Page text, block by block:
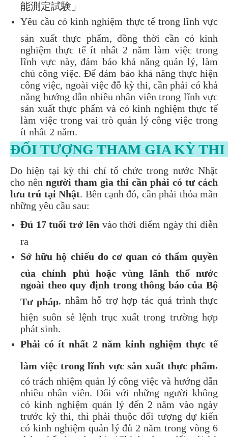
能測定試験」
Yêu cầu có kinh nghiệm thực tế trong lĩnh vực
sản xuất thực phẩm, đồng thời cần có kinh
nghiệm thực tế ít nhất 2 năm làm việc trong
lĩnh vực này, đảm bảo khả năng quản lý, làm
chủ công việc. Để đảm bảo khả năng thực hiện
công việc, ngoài việc đỗ kỳ thi, cần phải có khả
năng hướng dẫn nhiều nhân viên trong lĩnh vực
sản xuất thực phẩm và có kinh nghiệm thực tế
làm việc trong vai trò quản lý công việc trong
ít nhất 2 năm.
ĐỐI TƯỢNG THAM GIA KỲ THI
Do hiện tại kỳ thi chỉ tổ chức trong nước Nhật
cho nên người tham gia thi cần phải có tư cách
lưu trú tại Nhật. Bên cạnh đó, cần phải thỏa mãn
những yêu cầu sau:
Đủ 17 tuổi trở lên vào thời điểm ngày thi diễn
ra
Sở hữu hộ chiếu do cơ quan có thẩm quyền
của chính phủ hoặc vùng lãnh thổ nước
ngoài theo quy định trong thông báo của Bộ
Tư pháp, nhằm hỗ trợ hợp tác quá trình thực
hiện suôn sẻ lệnh trục xuất trong trường hợp
phát sinh.
Phải có ít nhất 2 năm kinh nghiệm thực tế
làm việc trong lĩnh vực sản xuất thực phẩm,
có trách nhiệm quản lý công việc và hướng dẫn
nhiều nhân viên. Đối với những người không
có kinh nghiệm quản lý đến 2 năm vào ngày
trước kỳ thi, thì phải thuộc đối tượng dự kiến
có kinh nghiệm quản lý đủ 2 năm trong vòng 6